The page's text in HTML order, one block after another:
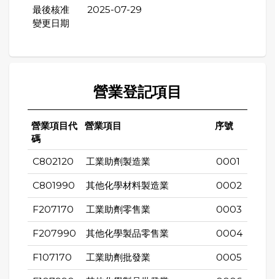
最後核准
變更日期
2025-07-29
營業登記項目
營業項目代
碼
營業項目 序號
C802120 工業助劑製造業 0001
C801990 其他化學材料製造業 0002
F207170 工業助劑零售業 0003
F207990 其他化學製品零售業 0004
F107170 工業助劑批發業 0005